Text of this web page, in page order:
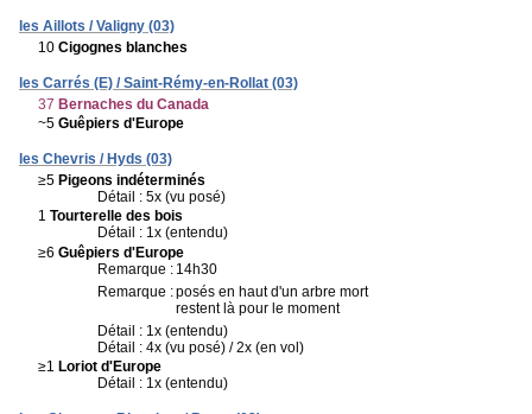
les Aillots / Valigny (03)
10 Cigognes blanches
les Carrés (E) / Saint-Rémy-en-Rollat (03)
37 Bernaches du Canada
~5 Guêpiers d'Europe
les Chevris / Hyds (03)
≥5 Pigeons indéterminés
Détail : 5x (vu posé)
1 Tourterelle des bois
Détail : 1x (entendu)
≥6 Guêpiers d'Europe
Remarque : 14h30
Remarque :posés en haut d'un arbre mort
restent là pour le moment
Détail : 1x (entendu)
Détail : 4x (vu posé) / 2x (en vol)
≥1 Loriot d'Europe
Détail : 1x (entendu)